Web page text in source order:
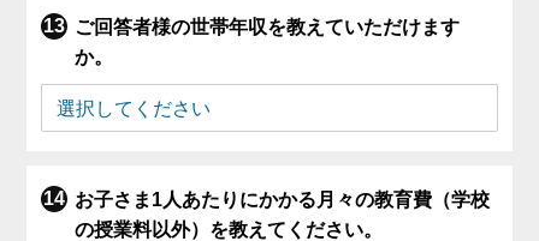
ご回答者様の世帯年収を教えていただけます
か。
お子さま1人あたりにかかる月々の教育費（学校
の授業料以外）を教えてください。